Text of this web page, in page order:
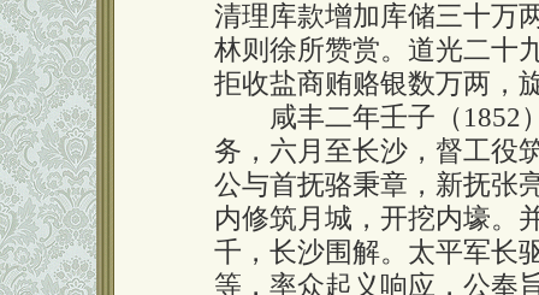
清理库款增加库储三十万
林则徐所赞赏。道光二十
拒收盐商贿赂银数万两，
咸丰二年壬子（1852
务，六月至长沙，督工役
公与首抚骆秉章，新抚张
内修筑月城，开挖内壕。
千，长沙围解。太平军长
等，率众起义响应，公奉